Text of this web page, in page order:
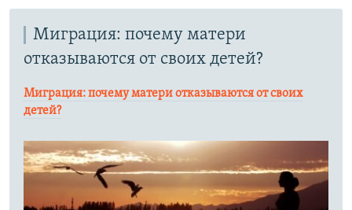
Миграция: почему матери
отказываются от своих детей?
Миграция: почему матери отказываются от своих
детей?